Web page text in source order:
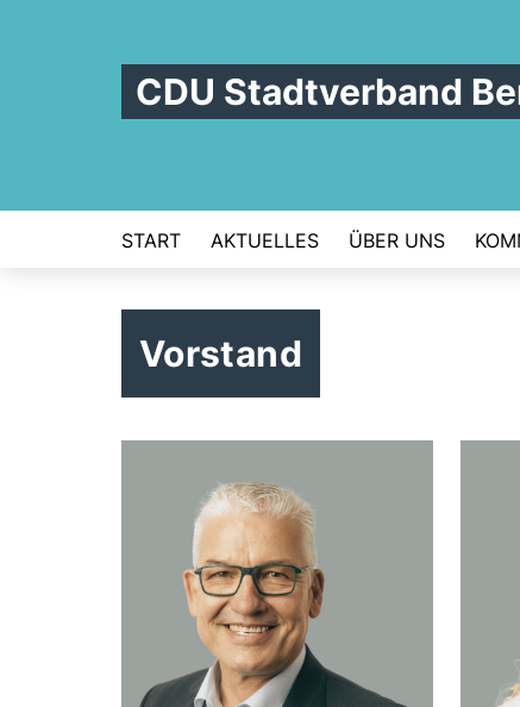
CDU Stadtverband
START AKTUELLES ÜBER UNS
Vorstand